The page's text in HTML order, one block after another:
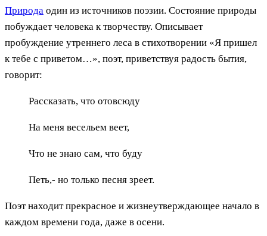
Природа один из источников поэзии. Состояние природы
побуждает человека к творчеству. Описывает
пробуждение утреннего леса в стихотворении «Я пришел
к тебе с приветом…», поэт, приветствуя радость бытия,
говорит:
Рассказать, что отовсюду
На меня весельем веет,
Что не знаю сам, что буду
Петь,- но только песня зреет.
Поэт находит прекрасное и жизнеутверждающее начало в
каждом времени года, даже в осени.